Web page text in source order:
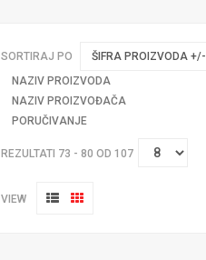
SORTIRAJ PO
ŠIFRA PROIZVODA +/-
NAZIV PROIZVODA
NAZIV PROIZVOĐAČA
PORUČIVANJE
REZULTATI 73 - 80 OD 107
VIEW